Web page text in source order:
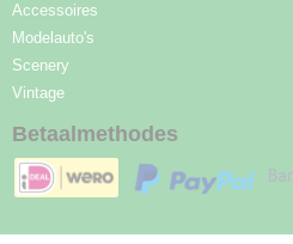
Accessoires
Modelauto's
Scenery
Vintage
Betaalmethodes